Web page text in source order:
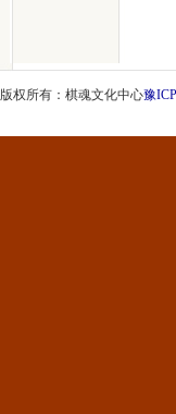
版权所有：棋魂文化中心豫